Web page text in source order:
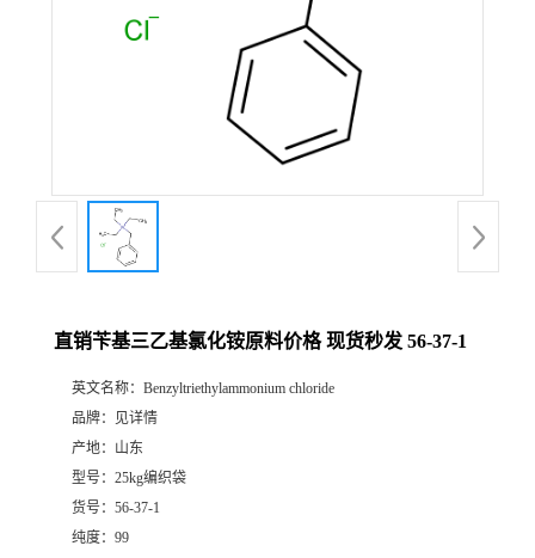
直销苄基三乙基氯化铵原料价格 现货秒发 56-37-1
英文名称： Benzyltriethylammonium chloride
品牌：
见详情
产地： 山东
型号： 25kg编织袋
货号： 56-37-1
纯度： 99